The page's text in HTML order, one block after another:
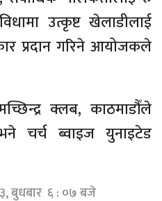
उत्कृष्ट खेलाडीलाई
प्रदान गरिने आयोजकले
क्लब, काठमाडौँले
चर्च ब्वाइज युनाइटेड
बुधबार ६ : ०७ बजे